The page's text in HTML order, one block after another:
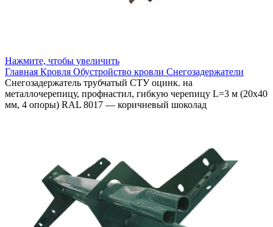
Нажмите, чтобы увеличить
Главная Кровля Обустройство кровли Снегозадержатели
Снегозадержатель трубчатый СТУ оцинк. на
металлочерепицу, профнастил, гибкую черепицу L=3 м (20х40
мм, 4 опоры) RAL 8017 — коричневый шоколад